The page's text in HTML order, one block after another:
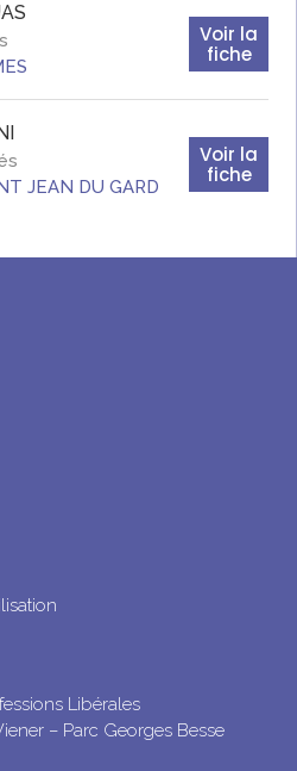
Voir la
fiche
JEAN DU GARD
Voir la
fiche
Libérales
– Parc Georges Besse